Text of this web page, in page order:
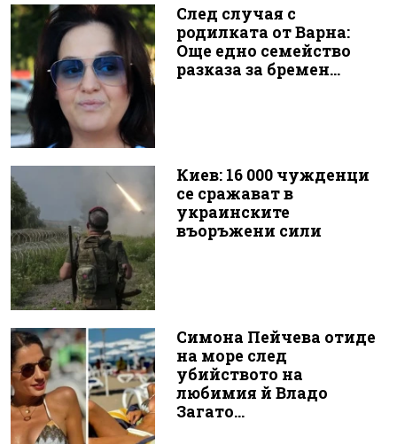
След случая с
родилката от Варна:
Още едно семейство
разказа за бремен...
Киев: 16 000 чужденци
се сражават в
украинските
въоръжени сили
Симона Пейчева отиде
на море след
убийството на
любимия й Владо
Загато...